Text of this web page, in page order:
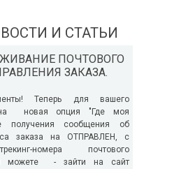
И СТАТЬИ
ПОЧТОВОГО
ЗАКАЗА.
Теперь для вашего
новая опция "Где моя
получения сообщения об
заказа на ОТПРАВЛЕН, с
номера почтового
можете - зайти на сайт